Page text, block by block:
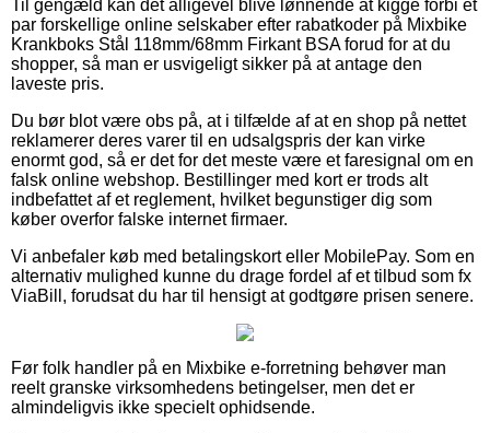
Til gengæld kan det alligevel blive lønnende at kigge forbi et
par forskellige online selskaber efter rabatkoder på Mixbike
Krankboks Stål 118mm/68mm Firkant BSA forud for at du
shopper, så man er usvigeligt sikker på at antage den
laveste pris.
Du bør blot være obs på, at i tilfælde af at en shop på nettet
reklamerer deres varer til en udsalgspris der kan virke
enormt god, så er det for det meste være et faresignal om en
falsk online webshop. Bestillinger med kort er trods alt
indbefattet af et reglement, hvilket begunstiger dig som
køber overfor falske internet firmaer.
Vi anbefaler køb med betalingskort eller MobilePay. Som en
alternativ mulighed kunne du drage fordel af et tilbud som fx
ViaBill, forudsat du har til hensigt at godtgøre prisen senere.
Før folk handler på en Mixbike e-forretning behøver man
reelt granske virksomhedens betingelser, men det er
almindeligvis ikke specielt ophidsende.